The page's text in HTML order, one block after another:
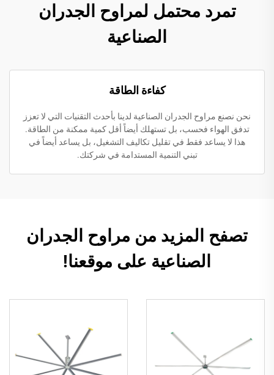
تمرد محتمل لمراوح الجدران
الصناعية
كفاءة الطاقة
نحن نصنع مراوح الجدران الصناعية لدينا بأحدث التقنيات التي لا تعزز
تدفق الهواء فحسب، بل تستهلك أيضاً أقل كمية ممكنة من الطاقة.
هذا لا يساعد فقط في تقليل تكاليف التشغيل، بل يساعد أيضاً في
تبني التنمية المستدامة في شركتك.
تصفح المزيد من مراوح الجدران
الصناعية على موقعنا!